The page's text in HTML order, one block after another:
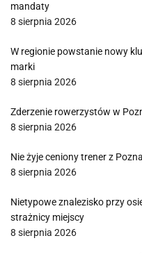
mandaty
8 sierpnia 2026
W regionie powstanie nowy
marki
8 sierpnia 2026
Zderzenie rowerzystów w
8 sierpnia 2026
Nie żyje ceniony trener z
8 sierpnia 2026
Nietypowe znalezisko przy
strażnicy miejscy
8 sierpnia 2026